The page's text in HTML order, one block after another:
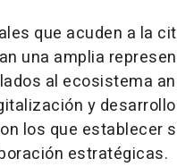
que acuden a la
una amplia
al ecosistema
y desarrollo
los que establecer
estratégicas.